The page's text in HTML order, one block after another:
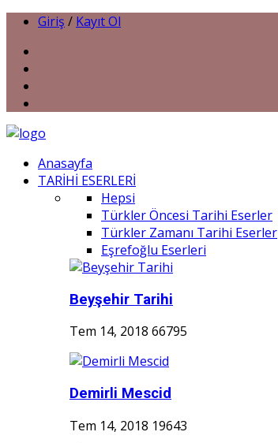
Giriş / Kayıt Ol
Anasayfa
TARİHİ ESERLERİ
Hepsi
Türkler Öncesi Tarihi Eserler
Türkler Zamanı Tarihi Eserler
Eşrefoğlu Eserleri
Beyşehir Tarihi
Tem 14, 2018 66795
Demirli Mescid
Tem 14, 2018 19643